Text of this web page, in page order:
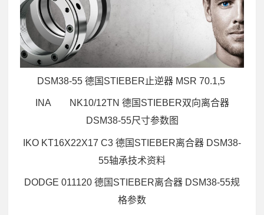
DSM38-55 德国STIEBER止逆器 MSR 70.1,5
INA NK10/12TN 德国STIEBER双向离合器
DSM38-55尺寸参数图
IKO KT16X22X17 C3 德国STIEBER离合器 DSM38-
55轴承技术资料
DODGE 011120 德国STIEBER离合器 DSM38-55规
格参数